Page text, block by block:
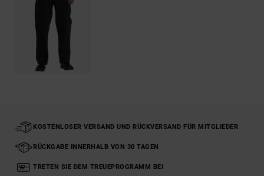
KOSTENLOSER VERSAND UND RÜCKVERSAND FÜR MITGLIEDER
RÜCKGABE INNERHALB VON 30 TAGEN
TRETEN SIE DEM TREUEPROGRAMM BEI